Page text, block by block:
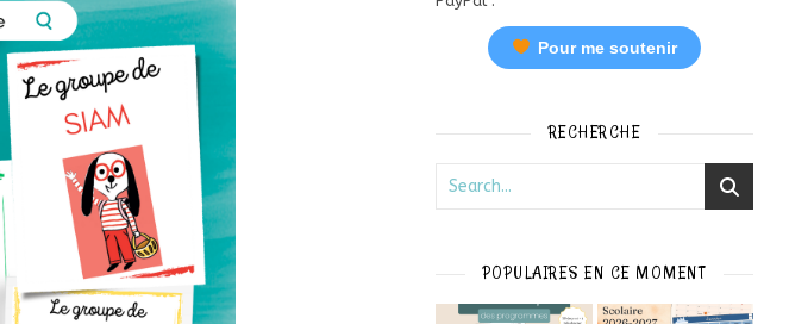
Pour me soutenir
RECHERCHE
POPULAIRES EN CE MOMENT